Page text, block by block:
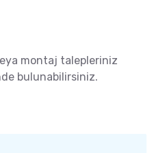
montaj talepleriniz
bulunabilirsiniz.